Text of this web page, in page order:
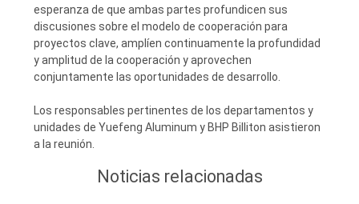
esperanza de que ambas partes profundicen sus
discusiones sobre el modelo de cooperación para
proyectos clave, amplíen continuamente la profundidad
y amplitud de la cooperación y aprovechen
conjuntamente las oportunidades de desarrollo.
Los responsables pertinentes de los departamentos y
unidades de Yuefeng Aluminum y BHP Billiton asistieron
a la reunión.
Noticias relacionadas